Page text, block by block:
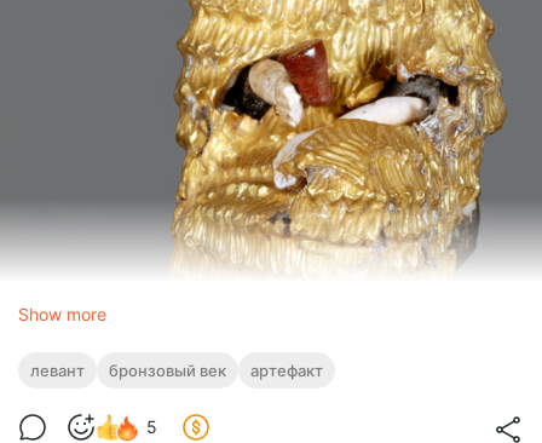
Show more
левант бронзовый век артефакт
5